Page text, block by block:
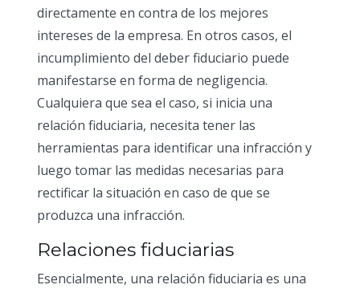
directamente en contra de los mejores
intereses de la empresa. En otros casos, el
incumplimiento del deber fiduciario puede
manifestarse en forma de negligencia.
Cualquiera que sea el caso, si inicia una
relación fiduciaria, necesita tener las
herramientas para identificar una infracción y
luego tomar las medidas necesarias para
rectificar la situación en caso de que se
produzca una infracción.
Relaciones fiduciarias
Esencialmente, una relación fiduciaria es una